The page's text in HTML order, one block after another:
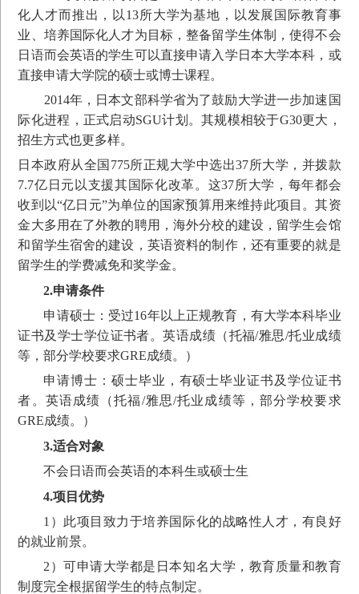
化人才而推出，以13所大学为基地，以发展国际教育事
业、培养国际化人才为目标，整备留学生体制，使得不会
日语而会英语的学生可以直接申请入学日本大学本科，或
直接申请大学院的硕士或博士课程。
2014年，日本文部科学省为了鼓励大学进一步加速国
际化进程，正式启动SGU计划。其规模相较于G30更大，
招生方式也更多样。
日本政府从全国775所正规大学中选出37所大学，并拨款
7.7亿日元以支援其国际化改革。这37所大学，每年都会
收到以“亿日元”为单位的国家预算用来维持此项目。其资
金大多用在了外教的聘用，海外分校的建设，留学生会馆
和留学生宿舍的建设，英语资料的制作，还有重要的就是
留学生的学费减免和奖学金。
2.申请条件
申请硕士：受过16年以上正规教育，有大学本科毕业
证书及学士学位证书者。英语成绩（托福/雅思/托业成绩
等，部分学校要求GRE成绩。）
申请博士：硕士毕业，有硕士毕业证书及学位证书
者。英语成绩（托福/雅思/托业成绩等，部分学校要求
GRE成绩。）
3.适合对象
不会日语而会英语的本科生或硕士生
4.项目优势
1）此项目致力于培养国际化的战略性人才，有良好
的就业前景。
2）可申请大学都是日本知名大学，教育质量和教育
制度完全根据留学生的特点制定。